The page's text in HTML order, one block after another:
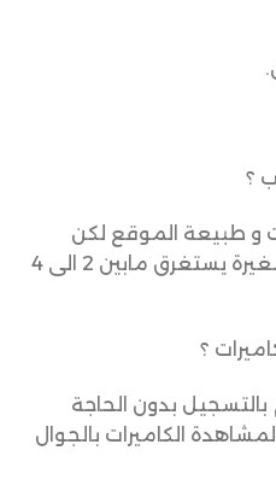
؟
و طبيعة الموقع لكن
بالعادة للمنازل والأماكن الصغيرة يستغرق مابين 2 الى 4
؟
بالتسجيل بدون الحاجة
لمشاهدة الكاميرات بالجوال